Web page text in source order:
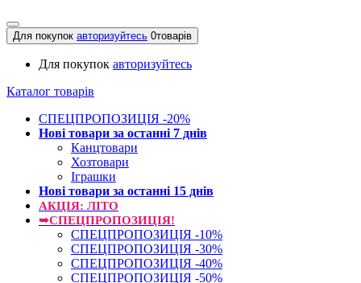
Для покупок авторизуйтесь 0товарів
Для покупок авторизуйтесь
Каталог товарів
СПЕЦПРОПОЗИЦІЯ -20%
Нові товари за останнi 7 днiв
Канцтовари
Хозтовари
Іграшки
Нові товари за останнi 15 днiв
АКЦІЯ: ЛІТО
➥СПЕЦПРОПОЗИЦІЯ!
СПЕЦПРОПОЗИЦІЯ -10%
СПЕЦПРОПОЗИЦІЯ -30%
СПЕЦПРОПОЗИЦІЯ -40%
СПЕЦПРОПОЗИЦІЯ -50%